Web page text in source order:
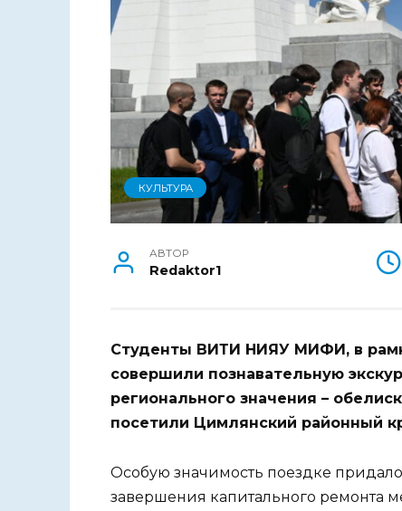
КУЛЬТУРА
АВТОР
Redaktor1
Студенты ВИТИ НИЯУ МИФИ, в
совершили познавательную
регионального значения –
посетили Цимлянский районный
Особую значимость поездке придало
завершения капитального ремонта